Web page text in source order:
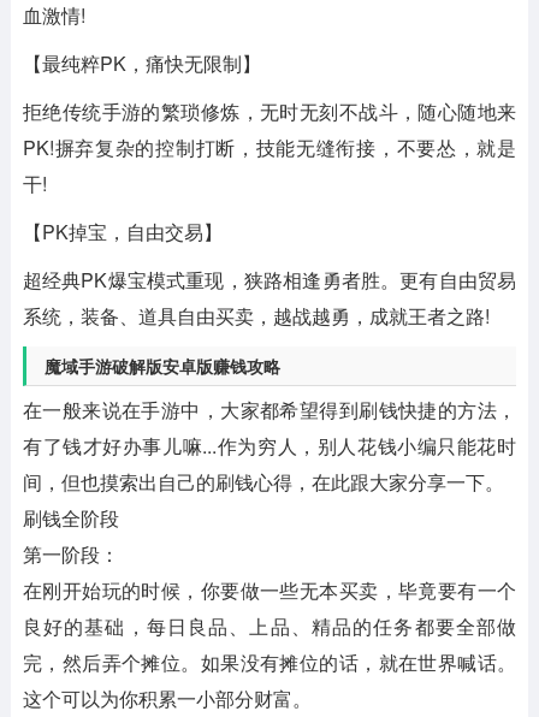
血激情!
【最纯粹PK，痛快无限制】
拒绝传统手游的繁琐修炼，无时无刻不战斗，随心随地来
PK!摒弃复杂的控制打断，技能无缝衔接，不要怂，就是
干!
【PK掉宝，自由交易】
超经典PK爆宝模式重现，狭路相逢勇者胜。更有自由贸易
系统，装备、道具自由买卖，越战越勇，成就王者之路!
魔域手游破解版安卓版赚钱攻略
在一般来说在手游中，大家都希望得到刷钱快捷的方法，
有了钱才好办事儿嘛...作为穷人，别人花钱小编只能花时
间，但也摸索出自己的刷钱心得，在此跟大家分享一下。
刷钱全阶段
第一阶段：
在刚开始玩的时候，你要做一些无本买卖，毕竟要有一个
良好的基础，每日良品、上品、精品的任务都要全部做
完，然后弄个摊位。如果没有摊位的话，就在世界喊话。
这个可以为你积累一小部分财富。